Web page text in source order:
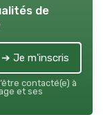
de
➔ Je m'inscris
contacté(e) à
et ses